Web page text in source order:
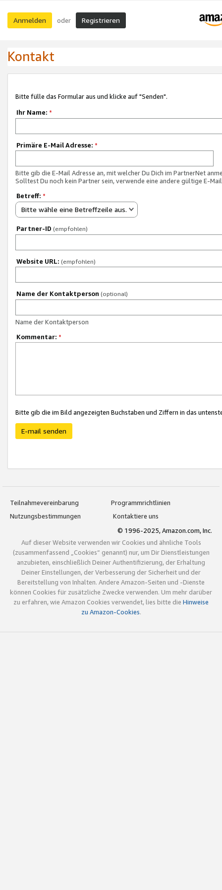
Anmelden oder Registrieren
Kontakt
Bitte fülle das Formular aus und klicke auf "Senden".
Ihr Name: *
Primäre E-Mail Adresse: *
Bitte gib die E-Mail Adresse an, mit welcher Du Dich im PartnerNet
Solltest Du noch kein Partner sein, verwende eine andere gültige E-
Betreff: *
Bitte wähle eine Betreffzeile aus.
Partner-ID (empfohlen)
Website URL: (empfohlen)
Name der Kontaktperson (optional)
Name der Kontaktperson
Kommentar: *
Bitte gib die im Bild angezeigten Buchstaben und Ziffern in das
E-mail senden
Teilnahmevereinbarung
Programmrichtlinien
Nutzungsbestimmungen
Kontaktiere uns
© 1996-2025, Amazon.com, Inc.
Auf dieser Website verwenden wir Cookies und ähnliche Tools
(zusammenfassend „Cookies“ genannt) nur, um Dir Dienstleistungen
anzubieten, einschließlich Deiner Authentifizierung, der Erhaltung
Deiner Einstellungen, der Verbesserung der Sicherheit und der
Bereitstellung von Inhalten. Andere Amazon-Seiten und -Dienste
können Cookies für zusätzliche Zwecke verwenden. Um mehr darüber
zu erfahren, wie Amazon Cookies verwendet, lies bitte die Hinweise
zu Amazon-Cookies.